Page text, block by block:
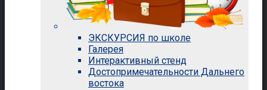
ЭКСКУРСИЯ по школе
Галерея
Интерактивный стенд
Достопримечательности Дальнего
востока